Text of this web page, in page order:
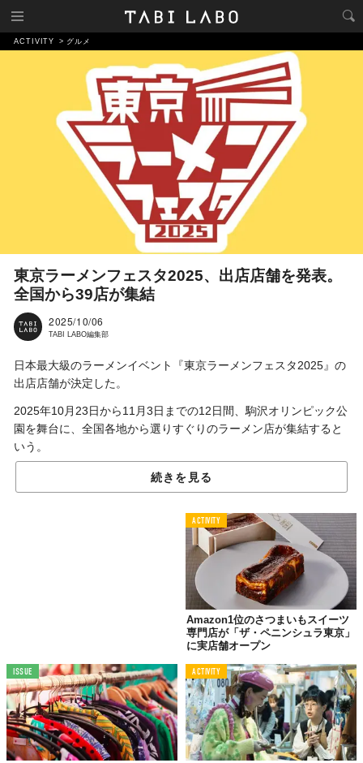
ACTIVITY グルメ
東京ラーメンフェスタ2025、出店店舗を発表。
全国から39店が集結
2025/10/06
TABI LABO編集部
日本最大級のラーメンイベント『東京ラーメンフェスタ2025』の
出店店舗が決定した。
2025年10月23日から11月3日までの12日間、駒沢オリンピック公
園を舞台に、全国各地から選りすぐりのラーメン店が集結すると
いう。
今年の『東京ラーメンフェスタ』は、全国のイベントや団体から
推薦された店舗が集う形式を採用。
北は北海道から南は熊本まで、26都道府県のラーメン店に加え、
海外からの出店も予定されている。
会期は3つの幕に分かれており、第1幕から第3幕まで、それぞれ
13店舗ずつ、合計39種類のラーメンが提供されるとのこと。
中には、惜しまれつつ閉店した名店の限定復活や、イベント初出
店となる23店舗も含まれており、ここでしか味わえない一杯との
出会いが期待される。
続きを見る
ACTIVITY
Amazon1位のさつまいもスイーツ
専門店が「ザ・ペニンシュラ東京」
に実店舗オープン
ISSUE ACTIVITY